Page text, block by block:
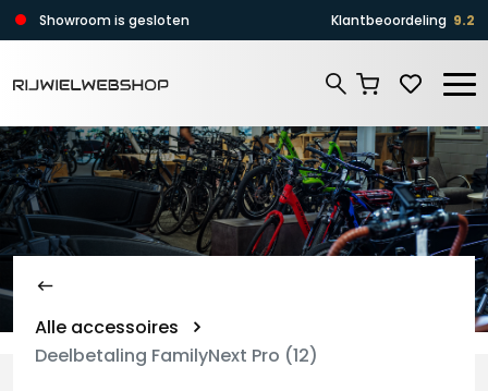
Zoeken
Showroom is gesloten Klantbeoordeling 9.2
Alle accessoires
Deelbetaling FamilyNext Pro (12)